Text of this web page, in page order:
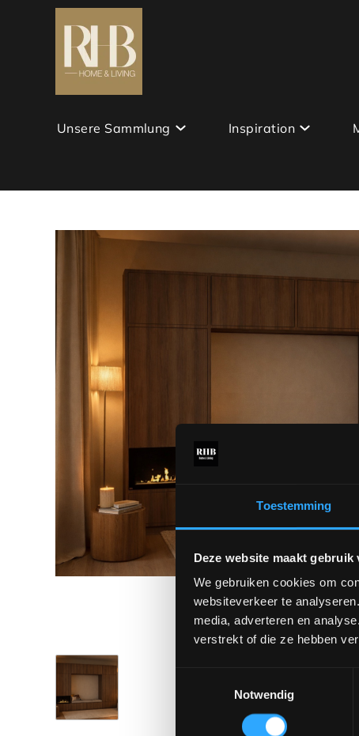
Toestemming
Deze website maakt gebruik
We gebruiken cookies om
websiteverkeer te
media, adverteren en
verstrekt of die ze hebben
Notwendig
Unsere Sammlung Inspiration